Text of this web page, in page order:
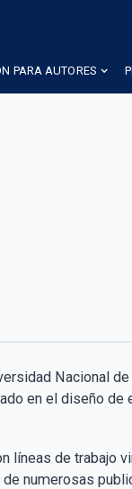
PARA AUTORES
Nacional de
en el diseño de
líneas de trabajo
numerosas